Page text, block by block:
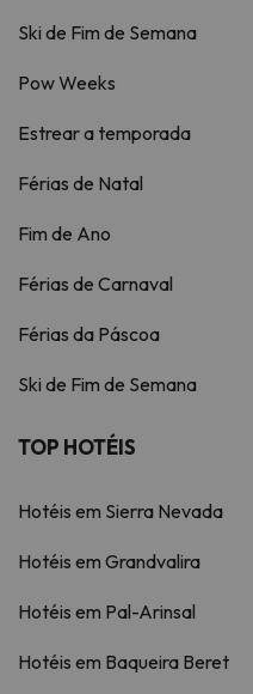
Ski de Fim de Semana
Pow Weeks
Estrear a temporada
Férias de Natal
Fim de Ano
Férias de Carnaval
Férias da Páscoa
Ski de Fim de Semana
TOP HOTÉIS
Hotéis em Sierra Nevada
Hotéis em Grandvalira
Hotéis em Pal-Arinsal
Hotéis em Baqueira Beret